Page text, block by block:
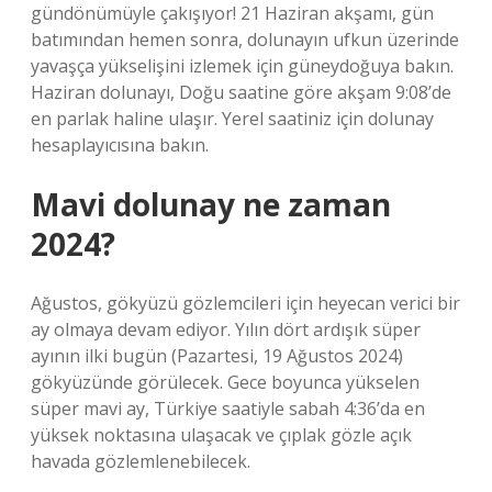
gündönümüyle çakışıyor! 21 Haziran akşamı, gün
batımından hemen sonra, dolunayın ufkun üzerinde
yavaşça yükselişini izlemek için güneydoğuya bakın.
Haziran dolunayı, Doğu saatine göre akşam 9:08’de
en parlak haline ulaşır. Yerel saatiniz için dolunay
hesaplayıcısına bakın.
Mavi dolunay ne zaman
2024?
Ağustos, gökyüzü gözlemcileri için heyecan verici bir
ay olmaya devam ediyor. Yılın dört ardışık süper
ayının ilki bugün (Pazartesi, 19 Ağustos 2024)
gökyüzünde görülecek. Gece boyunca yükselen
süper mavi ay, Türkiye saatiyle sabah 4:36’da en
yüksek noktasına ulaşacak ve çıplak gözle açık
havada gözlemlenebilecek.